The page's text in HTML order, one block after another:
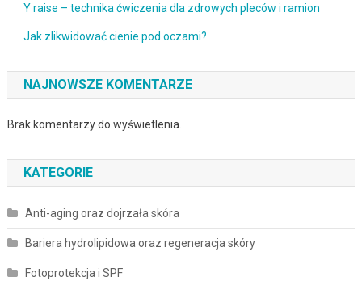
Y raise – technika ćwiczenia dla zdrowych pleców i ramion
Jak zlikwidować cienie pod oczami?
NAJNOWSZE KOMENTARZE
Brak komentarzy do wyświetlenia.
KATEGORIE
Anti-aging oraz dojrzała skóra
Bariera hydrolipidowa oraz regeneracja skóry
Fotoprotekcja i SPF